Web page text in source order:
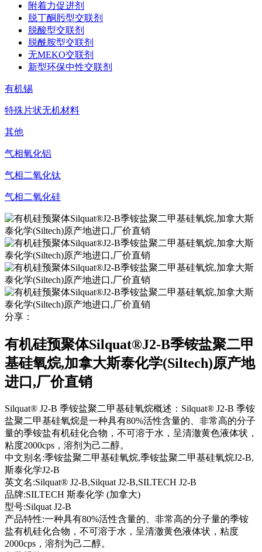
附着力促进剂
脱丁酮肟型交联剂
脱酸型交联剂
脱酰胺型交联剂
无MEKO交联剂
新型环保中性交联剂
有机锡
特殊片状无机材料
其他
气相氧化铝
气相二氧化钛
气相二氧化硅
分享：
有机硅预聚体Silquat®J2-B季铵盐聚二甲
基硅氧烷,加拿大斯泰化学(Siltech)原产地
进口,厂价直销
Silquat® J2-B 季铵盐聚二甲基硅氧烷概述：Silquat® J2-B 季铵
盐聚二甲基硅氧烷是一种具有80%活性含量的、非常高的分子
量的季铵盐有机硅化合物，不可溶于水，呈清澈黄色液体状，
粘度2000cps，溶剂为己二醇。
中文别名:季铵盐聚二甲基硅氧烷,季铵盐聚二甲基硅氧烷J2-B,
斯泰化学J2-B
英文名:Silquat® J2-B,Silquat J2-B,SILTECH J2-B
品牌:SILTECH 斯泰化学 (加拿大)
型号:Silquat J2-B
产品特性:一种具有80%活性含量的、非常高的分子量的季铵
盐有机硅化合物，不可溶于水，呈清澈黄色液体状，粘度
2000cps，溶剂为己二醇。